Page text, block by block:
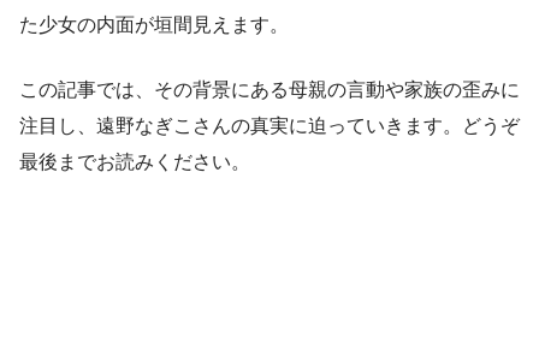
た少女の内面が垣間見えます。
この記事では、その背景にある母親の言動や家族の歪みに
注目し、遠野なぎこさんの真実に迫っていきます。どうぞ
最後までお読みください。